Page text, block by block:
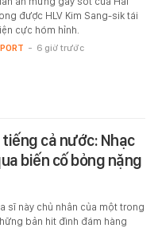
được HLV Kim Sang-sik tái
cực hóm hỉnh.
- 6 giờ trước
cả nước: Nhạc
biến cố bỏng nặng
sĩ này chủ nhân của một trong
bản hit đình đám hàng